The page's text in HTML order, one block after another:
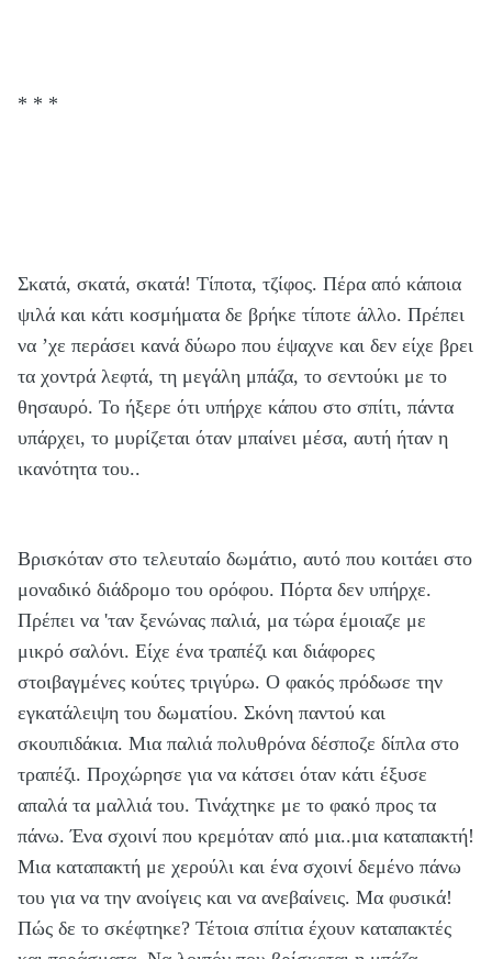
* * *
Σκατά, σκατά, σκατά! Τίποτα, τζίφος. Πέρα από κάποια
ψιλά και κάτι κοσμήματα δε βρήκε τίποτε άλλο. Πρέπει
να ’χε περάσει κανά δύωρο που έψαχνε και δεν είχε βρει
τα χοντρά λεφτά, τη μεγάλη μπάζα, το σεντούκι με το
θησαυρό. Το ήξερε ότι υπήρχε κάπου στο σπίτι, πάντα
υπάρχει, το μυρίζεται όταν μπαίνει μέσα, αυτή ήταν η
ικανότητα του..
Βρισκόταν στο τελευταίο δωμάτιο, αυτό που κοιτάει στο
μοναδικό διάδρομο του ορόφου. Πόρτα δεν υπήρχε.
Πρέπει να 'ταν ξενώνας παλιά, μα τώρα έμοιαζε με
μικρό σαλόνι. Είχε ένα τραπέζι και διάφορες
στοιβαγμένες κούτες τριγύρω. Ο φακός πρόδωσε την
εγκατάλειψη του δωματίου. Σκόνη παντού και
σκουπιδάκια. Μια παλιά πολυθρόνα δέσποζε δίπλα στο
τραπέζι. Προχώρησε για να κάτσει όταν κάτι έξυσε
απαλά τα μαλλιά του. Τινάχτηκε με το φακό προς τα
πάνω. Ένα σχοινί που κρεμόταν από μια..μια καταπακτή!
Μια καταπακτή με χερούλι και ένα σχοινί δεμένο πάνω
του για να την ανοίγεις και να ανεβαίνεις. Μα φυσικά!
Πώς δε το σκέφτηκε? Τέτοια σπίτια έχουν καταπακτές